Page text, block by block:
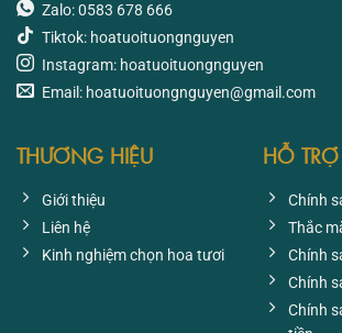
Zalo: 0583 678 666
Tiktok: hoatuoituongnguyen
Instagram: hoatuoituongnguyen
Email: hoatuoituongnguyen@gmail.com
THƯƠNG HIỆU
Giới thiệu
Liên hệ
Kinh nghiệm chọn hoa tươi
HỖ TRỢ
Chính
Thắc
Chính
Chính
Chính